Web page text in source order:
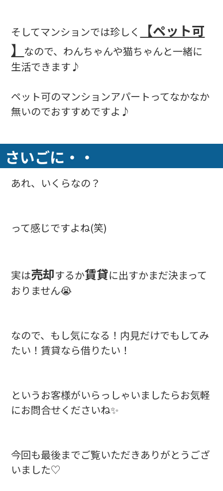
そしてマンションでは珍しく
【ペット可
】
なので、わんちゃんや猫ちゃんと一緒に
生活できます♪
ペット可のマンションアパートってなかなか
無いのでおすすめですよ♪
さいごに・・
あれ、いくらなの？
って感じですよね(笑)
実は売却するか賃貸に出すかまだ決まって
おりません😭
なので、もし気になる！内見だけでもしてみ
たい！賃貸なら借りたい！
というお客様がいらっしゃいましたらお気軽
にお問合せくださいね✨
今回も最後までご覧いただきありがとうござ
いました♡